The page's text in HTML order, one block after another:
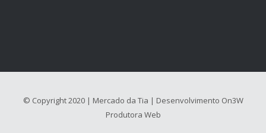
© Copyright 2020 | Mercado da Tia | Desenvolvimento On3W
Produtora Web